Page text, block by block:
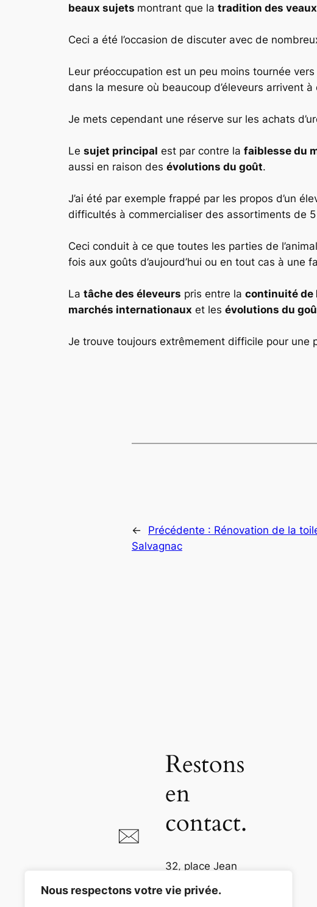
Nous respectons votre vie privée.
beaux sujets montrant que la tradition des
Ceci a été l’occasion de discuter avec de
Leur préoccupation est un peu moins tournée
dans la mesure où beaucoup d’éleveurs arrivent
Je mets cependant une réserve sur les achats
Le sujet principal est par contre la faiblesse du
aussi en raison des évolutions du goût.
J’ai été par exemple frappé par les propos d’un
difficultés à commercialiser des assortiments de
Ceci conduit à ce que toutes les parties de
fois aux goûts d’aujourd’hui ou en tout cas à une
La tâche des éleveurs pris entre la continuité de
marchés internationaux et les évolutions du
Je trouve toujours extrêmement difficile pour une
← Précédente : Rénovation de la
Salvagnac
Restons
en
contact.
32, place Jean